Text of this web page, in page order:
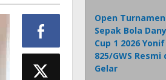
Open Turnamen
Sepak Bola
Cup 1 2026
825/GWS Resmi
Gelar